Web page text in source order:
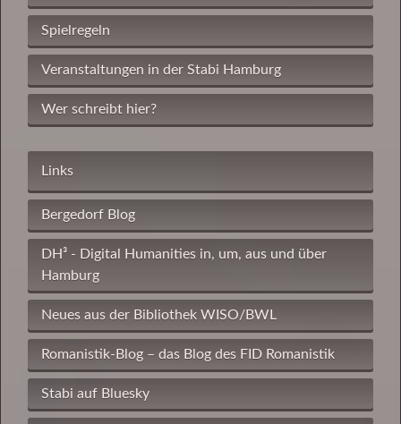
Spielregeln
Veranstaltungen in der Stabi Hamburg
Wer schreibt hier?
Links
Bergedorf Blog
DH³ - Digital Humanities in, um, aus und über
Hamburg
Neues aus der Bibliothek WISO/BWL
Romanistik-Blog – das Blog des FID Romanistik
Stabi auf Bluesky